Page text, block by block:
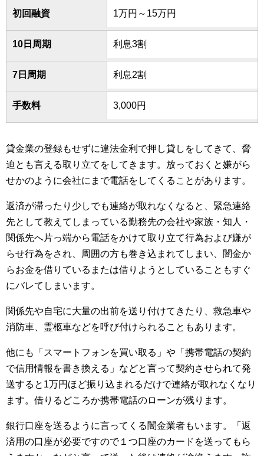
初回融資 1万円～15万円
10日周期 利息3割
7日周期 利息2割
手数料 3,000円
貸金業の登録もせずに違法金利で押し貸しをしてきて、脅
迫とも言える取り立てをしてきます。放っておくと嫌がら
せかのように会社にまで電話をしてくることがあります。
返済が滞ったり少しでも連絡が取れなくなると、緊急連絡
先として教えてしまっている勤務先の会社や家族・知人・
関係先へ片っ端から電話をかけて取り立て行為および嫌が
らせ行為をされ、周囲の方も巻き込まれてしまい、闇金か
らお金を借りているまたは借りようとしていることもすぐ
にバレてしまいます。
関係先や自宅に大量の出前を送り付けてきたり、救急車や
消防車、霊柩車などを呼び付けられることもあります。
他にも「スマートフォンを買い取る」や「携帯電話の契約
で信用情報を書き換える」などと言って契約させられて発
送すると1万円ほど振り込まれるだけで連絡が取れなくなり
ます。借りるどころか携帯電話のローンが残ります。
銀行口座を送るように言ってくる闇金業者もいます。「返
済用の口座が必要ですので１つ口座のカードを送ってもら